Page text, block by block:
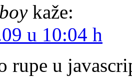
kaže:
u 10:04 h
rupe u